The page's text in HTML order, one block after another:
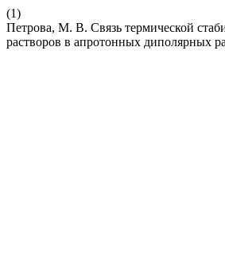
(1)
Петрова, М. В. Связь термической
растворов в апротонных диполярных